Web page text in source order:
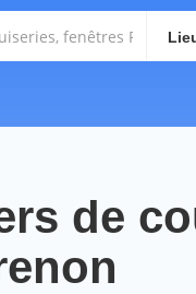
de